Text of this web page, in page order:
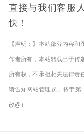
直接与我们客服
快！
【声明：】本站部分内容
作者所有，本站转载出于传
所有权，不承担相关法律责
请告知网站管理员，将于第
改@）